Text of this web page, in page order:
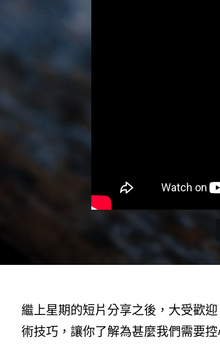
繼上星期的短片分享之後，大受歡
術技巧，讓你了解為甚麼我們需要